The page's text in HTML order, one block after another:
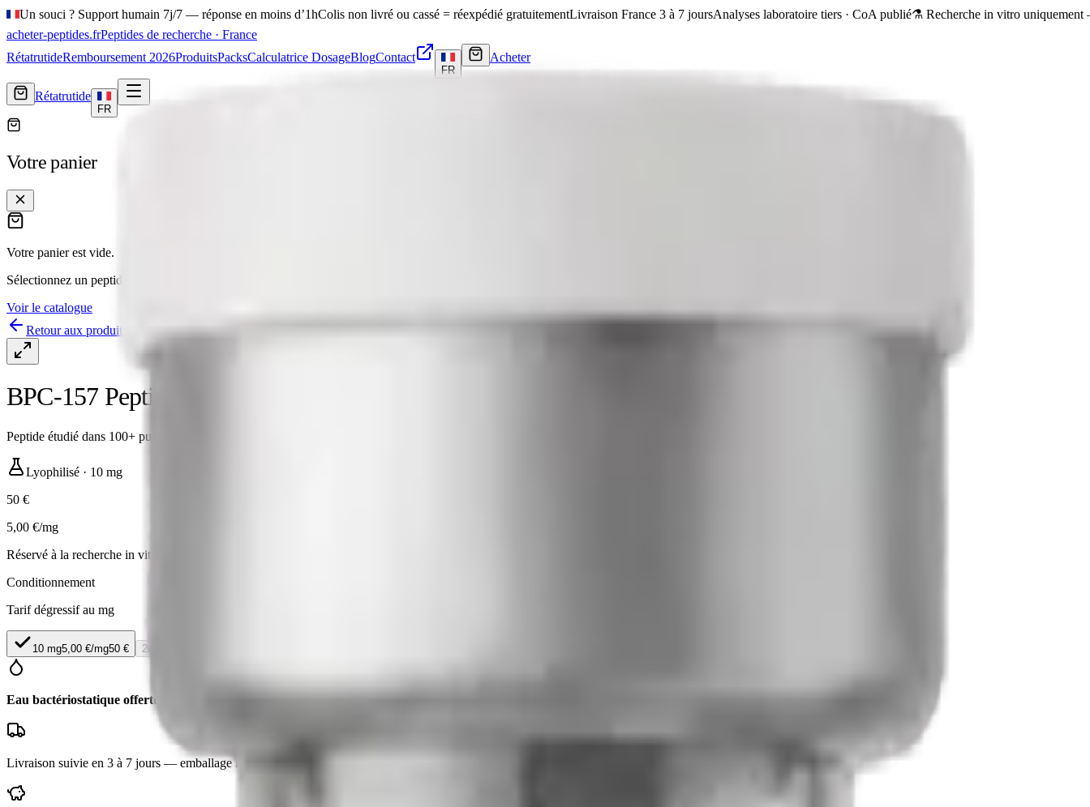
Un souci ? Support humain 7j/7 — réponse en moins d’1hColis non livré ou cassé = réexpédié gratuitementLivraison France 3 à 7 joursAnalyses laboratoire tiers · CoA publié⚗️ Recherche in vitro uniquement
acheter-peptides.frPeptides de recherche · France
RétatrutideRemboursement 2026ProduitsPacksCalculatrice DosageBlogContact
FR
Acheter
Rétatrutide
FR
Votre panier
Votre panier est vide.
Sélectionnez un peptide dans notre catalogue — livraison France
Voir le catalogue
Retour aux produits
BPC-157 Peptide
Peptide étudié dans 100+ publications peer-reviewed
Lyophilisé · 10 mg
50 €
5,00 €/mg
Réservé à la recherche in vitro · non destiné à l'usage humain ou vétérinaire.
Conditionnement
Tarif dégressif au mg
10 mg5,00 €/mg50 € 20 mg
Eau bactériostatique offerte
Livraison suivie en 3 à 7 jours — emballage neutre